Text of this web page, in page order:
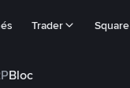
Trader Square
Bloc